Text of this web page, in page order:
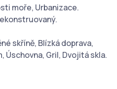
moře, Urbanizace.
skříně, Blízká doprava,
Úschovna, Gril, Dvojitá skla.